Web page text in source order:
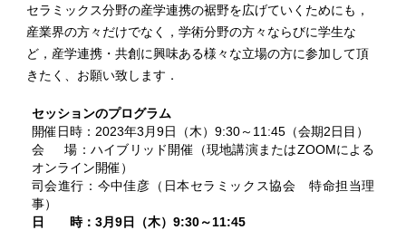
セラミックス分野の産学連携の裾野を広げていくためにも，
産業界の方々だけでなく，学術分野の方々ならびに学生な
ど，産学連携・共創に興味ある様々な立場の方に参加して頂
きたく、お願い致します．
セッションのプログラム
開催日時：2023年3月9日（木）9:30～11:45（会期2日目）
会
場：ハイブリッド開催（現地講演またはZOOMによる
オンライン開催）
司会進行：今中佳彦（日本セラミックス協会 特命担当理
事）
日 時：3月9日（木）9:30～11:45